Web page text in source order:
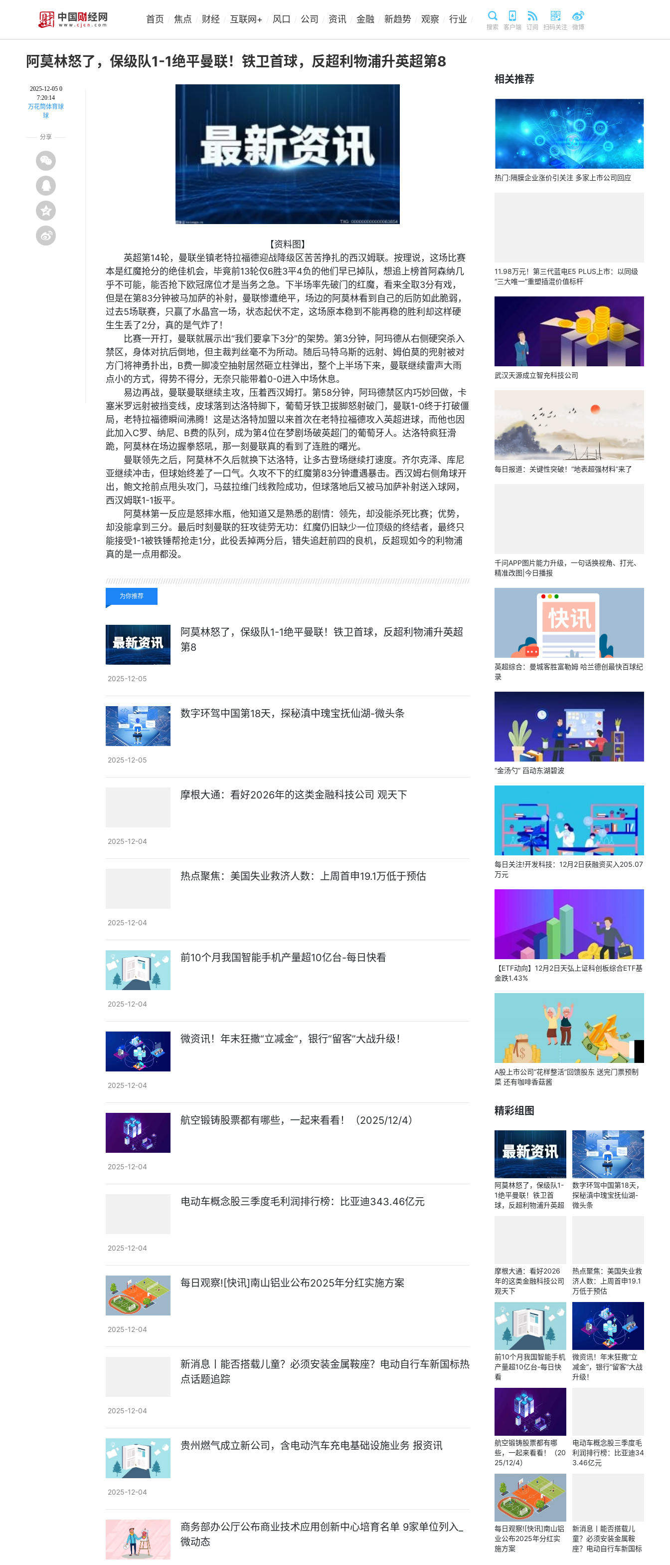
首页 焦点 财经 互联网+ 风口 公司 资讯 金融 新趋势 观察 行业
搜索 客户端 订阅 扫码关注 微博
阿莫林怒了，保级队1-1绝平曼联！铁卫首球，反超利物浦升英超第8
2025-12-05 0
7:20:14
万花筒体育球
球
分享
【资料图】
英超第14轮，曼联坐镇老特拉福德迎战降级区苦苦挣扎的西汉姆联。按理说，这场比赛
本是红魔抢分的绝佳机会，毕竟前13轮仅6胜3平4负的他们早已掉队，想追上榜首阿森纳几
乎不可能，能否抢下欧冠席位才是当务之急。下半场率先破门的红魔，看来全取3分有戏，
但是在第83分钟被马加萨的补射，曼联惨遭绝平，场边的阿莫林看到自己的后防如此脆弱，
过去5场联赛，只赢了水晶宫一场，状态起伏不定，这场原本稳到不能再稳的胜利却这样硬
生生丢了2分，真的是气炸了！
比赛一开打，曼联就展示出“我们要拿下3分”的架势。第3分钟，阿玛德从右侧硬突杀入
禁区，身体对抗后倒地，但主裁判丝毫不为所动。随后马特乌斯的远射、姆伯莫的兜射被对
方门将神勇扑出，B费一脚凌空抽射居然砸立柱弹出，整个上半场下来，曼联继续雷声大雨
点小的方式，得势不得分，无奈只能带着0-0进入中场休息。
易边再战，曼联曼联继续主攻，压着西汉姆打。第58分钟，阿玛德禁区内巧妙回做，卡
塞米罗远射被挡变线，皮球落到达洛特脚下，葡萄牙铁卫拔脚怒射破门，曼联1-0终于打破僵
局，老特拉福德瞬间沸腾！这是达洛特加盟以来首次在老特拉福德攻入英超进球，而他也因
此加入C罗、纳尼、B费的队列，成为第4位在梦剧场破英超门的葡萄牙人。达洛特疯狂滑
跪，阿莫林在场边握拳怒吼，那一刻曼联真的看到了连胜的曙光。
曼联领先之后，阿莫林不久后就换下达洛特，让多古登场继续打速度。齐尔克泽、库尼
亚继续冲击，但球始终差了一口气。久攻不下的红魔第83分钟遭遇暴击。西汉姆右侧角球开
出，鲍文抢前点甩头攻门，马兹拉维门线救险成功，但球落地后又被马加萨补射送入球网，
西汉姆联1-1扳平。
阿莫林第一反应是怒摔水瓶，他知道又是熟悉的剧情：领先，却没能杀死比赛；优势，
却没能拿到三分。最后时刻曼联的狂攻徒劳无功：红魔仍旧缺少一位顶级的终结者，最终只
能接受1-1被铁锤帮抢走1分，此役丢掉两分后，错失追赶前四的良机，反超现如今的利物浦
真的是一点用都没。
为你推荐
阿莫林怒了，保级队1-1绝平曼联！铁卫首球，反超利物浦升英超
第8
2025-12-05
数字环驾中国第18天，探秘滇中瑰宝抚仙湖-微头条
2025-12-05
摩根大通：看好2026年的这类金融科技公司 观天下
2025-12-04
热点聚焦：美国失业救济人数：上周首申19.1万低于预估
2025-12-04
前10个月我国智能手机产量超10亿台-每日快看
2025-12-04
微资讯！年末狂撒“立减金”，银行“留客”大战升级！
2025-12-04
航空锻铸股票都有哪些，一起来看看！（2025/12/4）
2025-12-04
电动车概念股三季度毛利润排行榜：比亚迪343.46亿元
2025-12-04
每日观察![快讯]南山铝业公布2025年分红实施方案
2025-12-04
新消息丨能否搭载儿童？必须安装金属鞍座？电动自行车新国标热
点话题追踪
2025-12-04
贵州燃气成立新公司，含电动汽车充电基础设施业务 报资讯
2025-12-04
商务部办公厅公布商业技术应用创新中心培育名单 9家单位列入_
微动态
相关推荐
热门:隔膜企业涨价引关注 多家上市公司回应
11.98万元！第三代蓝电E5 PLUS上市：以同级
“三大唯一”重塑插混价值标杆
武汉天源成立智充科技公司
每日报道：关键性突破！“地表超强材料”来了
千问APP图片能力升级，一句话换视角、打光、
精准改图|今日播报
英超综合：曼城客胜富勒姆 哈兰德创最快百球纪
录
“金汤勺” 舀动东湖碧波
每日关注!开发科技：12月2日获融资买入205.07
万元
【ETF动向】12月2日天弘上证科创板综合ETF基
金跌1.43%
A股上市公司“花样整活”回馈股东 送完门票预制
菜 还有咖啡香菇酱
精彩组图
阿莫林怒了，保级队1-
1绝平曼联！铁卫首
球，反超利物浦升英超
数字环驾中国第18天，
探秘滇中瑰宝抚仙湖-
微头条
摩根大通：看好2026
年的这类金融科技公司
观天下
热点聚焦：美国失业救
济人数：上周首申19.1
万低于预估
前10个月我国智能手机
产量超10亿台-每日快
看
微资讯！年末狂撒“立
减金”，银行“留客”大战
升级！
航空锻铸股票都有哪
些，一起来看看！（20
25/12/4）
电动车概念股三季度毛
利润排行榜：比亚迪34
3.46亿元
每日观察![快讯]南山铝
业公布2025年分红实
施方案
新消息丨能否搭载儿
童？必须安装金属鞍
座？电动自行车新国标